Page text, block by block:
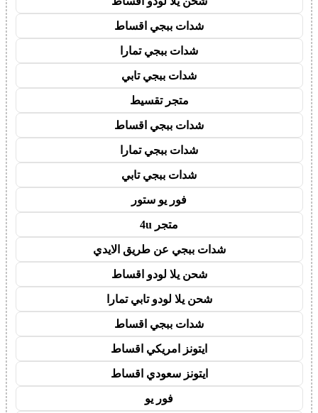
شدات ببجي اقساط
شدات ببجي تمارا
شدات ببجي تابي
متجر تقسيط
شدات ببجي اقساط
شدات ببجي تمارا
شدات ببجي تابي
فور يو ستور
متجر 4u
شدات ببجي عن طريق الايدي
شحن يلا لودو اقساط
شحن يلا لودو تابي تمارا
شدات ببجي اقساط
ايتونز امريكي اقساط
ايتونز سعودي اقساط
فور يو